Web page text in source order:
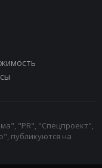
"PR", "Спецпроект",
публикуются на